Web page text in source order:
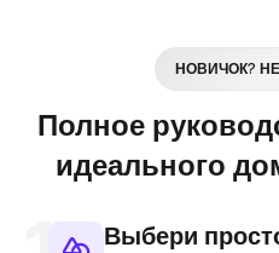
НОВИЧОК?
Полное
идеального
Выбери